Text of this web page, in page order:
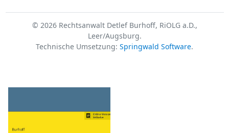
© 2026 Rechtsanwalt Detlef Burhoff, RiOLG a.D.,
Leer/Augsburg.
Technische Umsetzung: Springwald Software.